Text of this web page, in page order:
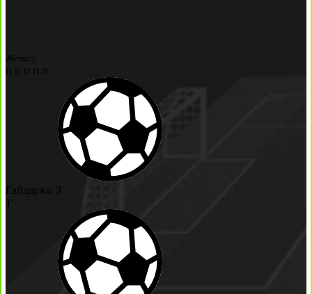
Жетысу
п п п п п
Гайдаржи З
1'